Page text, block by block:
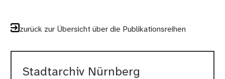
zurück zur Übersicht über die Publikationsreihen
Stadtarchiv Nürnberg